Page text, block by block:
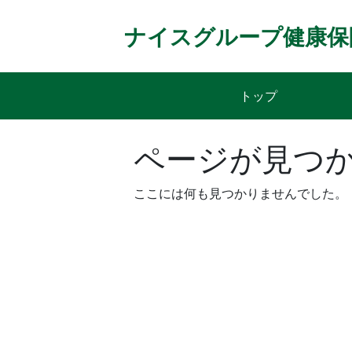
ナイスグループ健康
トップ
ページが見つ
ここには何も見つかりませんでした。